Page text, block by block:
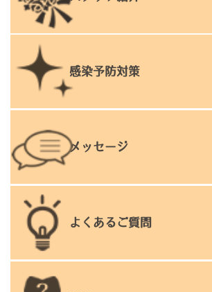
感染予防対策
メッセージ
よくあるご質問